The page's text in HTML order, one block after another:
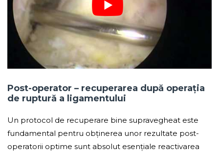
Post-operator – recuperarea după operația
de ruptură a ligamentului
Un protocol de recuperare bine supravegheat este
fundamental pentru obținerea unor rezultate post-
operatorii optime sunt absolut esențiale reactivarea